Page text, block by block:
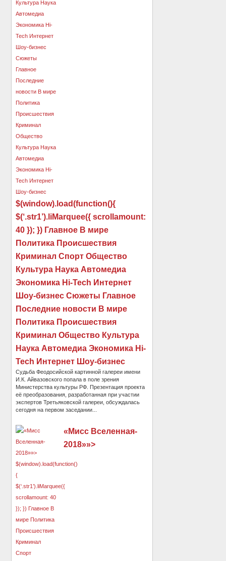
$(window).load(function(){
$(‘.str1’).liMarquee({ scrollamount:
40 }); }) Главное В мире
Политика Происшествия
Криминал Спорт Общество
Культура Наука Автомедиа
Экономика Hi-Tech Интернет
Шоу-бизнес Сюжеты Главное
Последние новости В мире
Политика Происшествия
Криминал Общество Культура
Наука Автомедиа Экономика Hi-
Tech Интернет Шоу-бизнес
Судьба Феодосийской картинной галереи имени
И.К. Айвазовского попала в поле зрения
Министерства культуры РФ. Презентация проекта
её преобразования, разработанная при участии
экспертов Третьяковской галереи, обсуждалась
сегодня на первом заседании...
«Мисс Вселенная-
2018»»>